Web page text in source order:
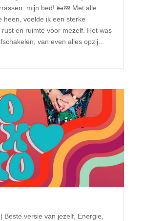
mijn bed! 🛌💤 Met alle
heen, voelde ik een sterke
en ruimte voor mezelf. Het was
van even alles opzij...
Beste versie van jezelf, Energie